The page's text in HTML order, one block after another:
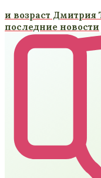
и возраст
последние новости